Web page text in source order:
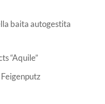
baita autogestita
“Aquile”